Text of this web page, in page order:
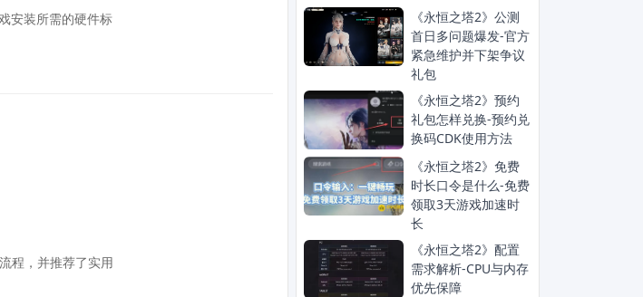
安装所需的硬件标
程，并推荐了实用
《永恒之塔2》公测
首日多问题爆发-官方
紧急维护并下架争议
礼包
《永恒之塔2》预约
礼包怎样兑换-预约兑
换码CDK使用方法
《永恒之塔2》免费
时长口令是什么-免费
领取3天游戏加速时
长
《永恒之塔2》配置
需求解析-CPU与内存
优先保障